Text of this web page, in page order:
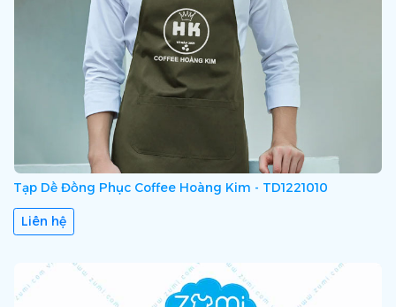
Tạp Dề Đồng Phục Coffee Hoàng Kim - TD1221010
Liên hệ